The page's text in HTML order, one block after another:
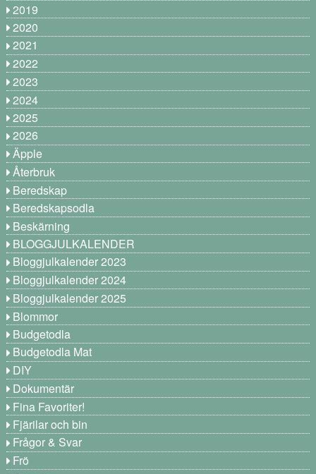
2019
2020
2021
2022
2023
2024
2025
2026
Äpple
Återbruk
Beredskap
Beredskapsodla
Beskärning
BLOGGJULKALENDER
Bloggjulkalender 2023
Bloggjulkalender 2024
Bloggjulkalender 2025
Blommor
Budgetodla
Budgetodla Mat
DIY
Dokumentär
Fina Favoriter!
Fjärilar och bin
Frågor & Svar
Frö